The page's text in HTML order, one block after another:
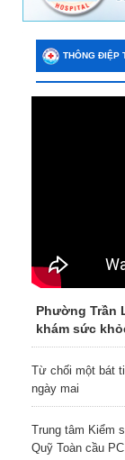
THÔNG ĐIỆP
Phường Trần
khám sức
Từ chối một bát
ngày mai
Trung tâm Kiểm
Quỹ Toàn cầu PC